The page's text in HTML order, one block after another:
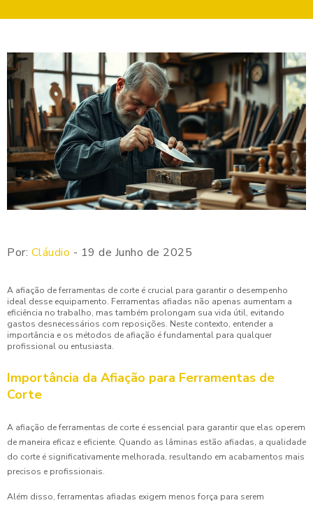
Por: Cláudio - 19 de Junho de 2025
A afiação de ferramentas de corte é crucial para garantir o desempenho
ideal desse equipamento. Ferramentas afiadas não apenas aumentam a
eficiência no trabalho, mas também prolongam sua vida útil, evitando
gastos desnecessários com reposições. Neste contexto, entender a
importância e os métodos de afiação é fundamental para qualquer
profissional ou entusiasta.
Importância da Afiação para Ferramentas de
Corte
A afiação de ferramentas de corte é essencial para garantir que elas operem
de maneira eficaz e eficiente. Quando as lâminas estão afiadas, a qualidade
do corte é significativamente melhorada, resultando em acabamentos mais
precisos e profissionais.
Além disso, ferramentas afiadas exigem menos força para serem